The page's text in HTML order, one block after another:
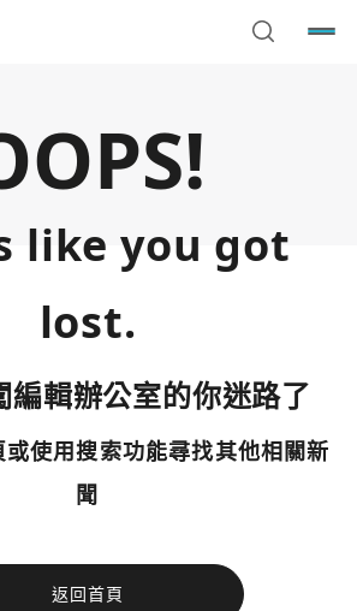
like you got
lost.
編輯辦公室的你迷路了
使用搜索功能尋找其他相關新
聞
返回首頁
使用以下帳號繼續
點擊關閉按鈕或空白處，即可回到加密